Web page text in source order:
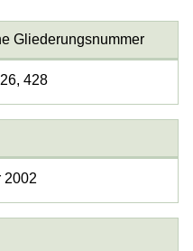
Gliederungsnummer
428
2002